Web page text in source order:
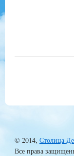
© 2014, Столица
Все права